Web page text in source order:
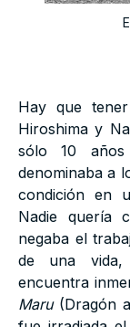
Hay que
Hiroshima y
sólo 10
denominaba a
condición en
Nadie quería
negaba el
de una vida,
encuentra
Maru(Dragón